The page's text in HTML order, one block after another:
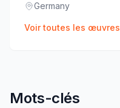
Lieu:
Germany
Voir toutes les œuvres
Mots-clés